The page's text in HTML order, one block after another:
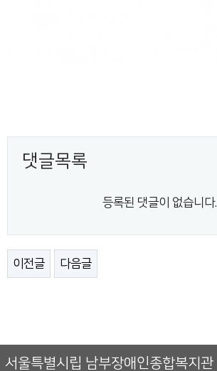
댓글목록
등록된 댓글이 없습니다.
이전글 다음글
서울특별시립 남부장애인종합복지관